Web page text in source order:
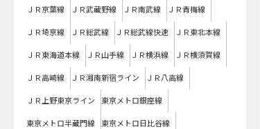
ＪＲ京葉線 ＪＲ武蔵野線 ＪＲ南武線 ＪＲ青梅線
ＪＲ埼京線 ＪＲ総武線 ＪＲ総武線快速 ＪＲ東北本線
ＪＲ東海道本線 ＪＲ山手線 ＪＲ横浜線 ＪＲ横須賀線
ＪＲ高崎線 ＪＲ湘南新宿ライン ＪＲ八高線
ＪＲ上野東京ライン 東京メトロ銀座線
東京メトロ半蔵門線 東京メトロ日比谷線